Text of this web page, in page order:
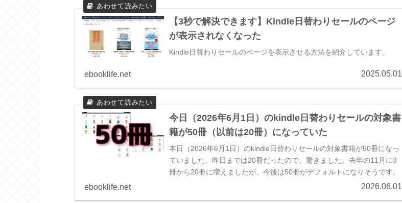
【3秒で解決できます】Kindle日替わりセールのページ
が表示されなくなった
Kindle日替わりセールのページを表示させる方法を紹介しています。
ebooklife.net 2025.05.01
今日（2026年6月1日）のkindle日替わりセールの対象書
籍が50冊（以前は20冊）になっていた
本日（2026年6月1日）のkindle日替わりセールの対象書籍が50冊になっ
ていました。昨日までは20冊だったので、驚きました。去年の11月に3
冊から20冊に増えましたが、今後は50冊がデフォルトになりそうです。
ebooklife.net 2026.06.01